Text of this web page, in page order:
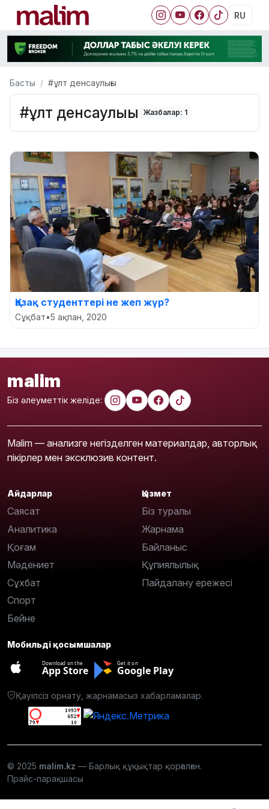
RU
Басты #ұлт денсаулығы
#ұлт денсаулығы Жазбалар: 1
Қазақ студенттері не жеп жүр?
Сұқбат•5 ақпан, 2020
malim
Біз әлеуметтік желіде:
Malim — анализге негізделген материалдар, авторлық
пікірлер мен эксклюзив контент.
Айдарлар
Саясат
Аналитика
Қоғам
Мәдениет
Сұхбат
Спорт
Бейне
Қызмет
Біз туралы
Жарнама
Байланыс
Құпиялылық
Пайдалану ережесі
Мобильді қосымшалар
Download on the
App Store
Get it on
Google Play
Қауіпсіз орнату, жарнамасыз хабарламалар.
© 2025 malim.kz — Барлық құқықтар қорғалған.
Прайс-парақшасы